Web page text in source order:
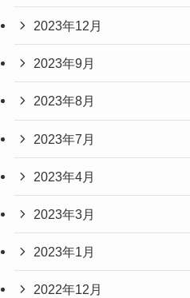
2023年12月
2023年9月
2023年8月
2023年7月
2023年4月
2023年3月
2023年1月
2022年12月